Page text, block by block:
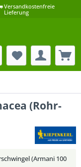
Versandkostenfreie
Lieferung
(Rohr-
(Armani 100